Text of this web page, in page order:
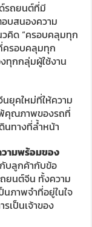
รถยนต์ที่มี
บสนองความ
วคิด “ครอบคลุมทุก
ครอบคลุมทุก
ทุกกลุ่มผู้ใช้งาน
ยุคใหม่ที่ให้ความ
คุณภาพของรถที่
นทางที่ล้ำหน้า
วามพร้อมของ
บลูกค้ากับข้อ
ยนต์จีน ทั้งความ
นภาพจำที่อยู่ในใจ
เป็นเจ้าของ